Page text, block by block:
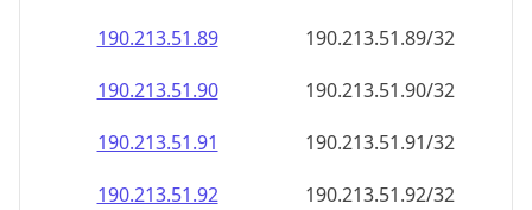
190.213.51.89
190.213.51.89/32
190.213.51.90
190.213.51.90/32
190.213.51.91
190.213.51.91/32
190.213.51.92
190.213.51.92/32